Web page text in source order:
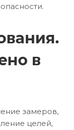
в
замеров,
целей,